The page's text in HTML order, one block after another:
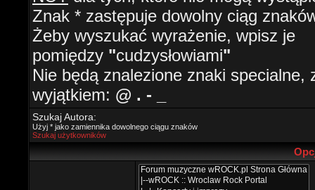
Znak * zastępuje dowolny ciąg
Żeby wyszukać wyrażenie, wpisz je
pomiędzy "cudzysłowiami"
Nie będą znalezione znaki specialne,
wyjątkiem: @ . - _
Szukaj Autora:
Użyj * jako zamiennika dowolnego ciągu znaków
Szukaj użytkowników